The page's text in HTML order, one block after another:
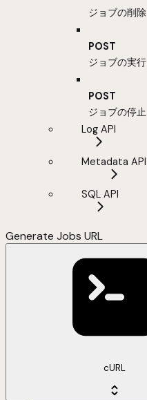
ジョブの削除
POST
ジョブの実行
POST
ジョブの停止
Log API
Metadata API
SQL API
Generate Jobs URL
cURL